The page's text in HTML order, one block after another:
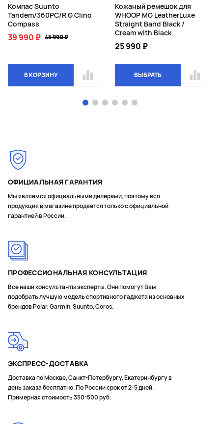
Компас Suunto
Tandem/360PC/R G Clino
Compass
39 990 ₽ 45 990 ₽
В КОРЗИНУ
Кожаный ремешок для
WHOOP MG LeatherLuxe
Straight Band Black /
Cream with Black
25 990 ₽
ВЫБРАТЬ
ОФИЦИАЛЬНАЯ ГАРАНТИЯ
Мы являемся официальными дилерами, поэтому вся
продукция в магазине продается только с официальной
гарантией в России.
ПРОФЕССИОНАЛЬНАЯ КОНСУЛЬТАЦИЯ
Все наши консультанты эксперты. Они помогут Вам
подобрать лучшую модель спортивного гаджета из основных
брендов Polar, Garmin, Suunto, Coros.
ЭКСПРЕСС-ДОСТАВКА
Доставка по Москве, Санкт-Петербургу, Екатеринбургу в
день заказа бесплатно. По России срок от 2-5 дней.
Примерная стоимость 350-500 руб.